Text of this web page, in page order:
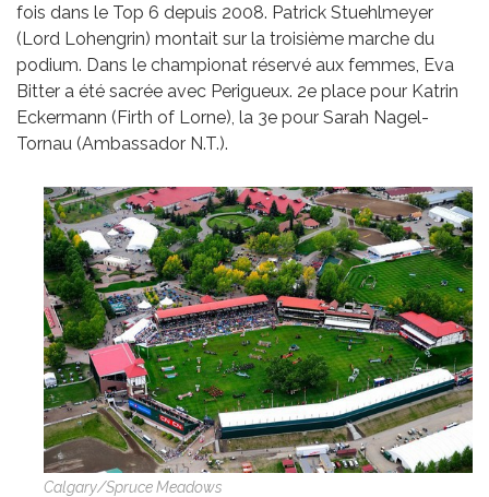
fois dans le Top 6 depuis 2008. Patrick Stuehlmeyer
(Lord Lohengrin) montait sur la troisième marche du
podium. Dans le championat réservé aux femmes, Eva
Bitter a été sacrée avec Perigueux. 2e place pour Katrin
Eckermann (Firth of Lorne), la 3e pour Sarah Nagel-
Tornau (Ambassador N.T.).
Calgary/Spruce Meadows